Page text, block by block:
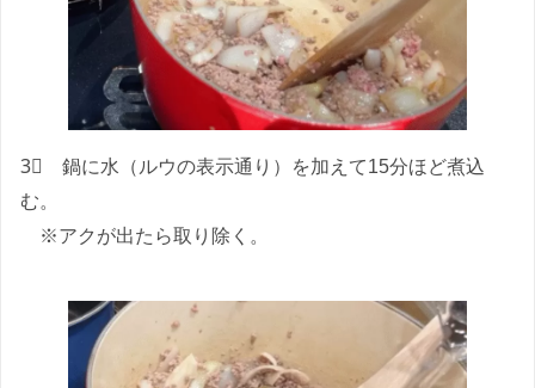
3⃣ 鍋に水（ルウの表示通り）を加えて15分ほど煮込
む。
※アクが出たら取り除く。